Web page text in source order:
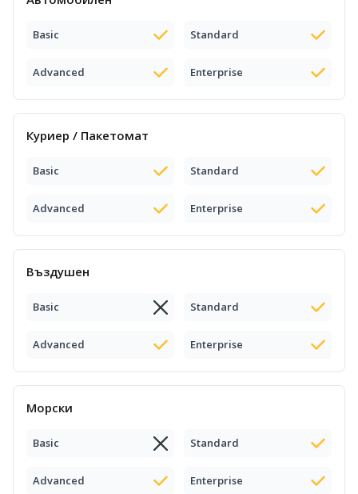
Basic Standard
Advanced Enterprise
Куриер / Пакетомат
Basic Standard
Advanced Enterprise
Въздушен
Basic Standard
Advanced Enterprise
Морски
Basic Standard
Advanced Enterprise